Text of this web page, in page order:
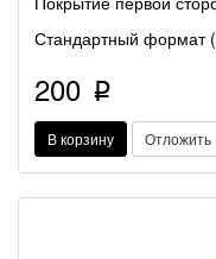
Стандартный формат
200 p
В корзину Отложить